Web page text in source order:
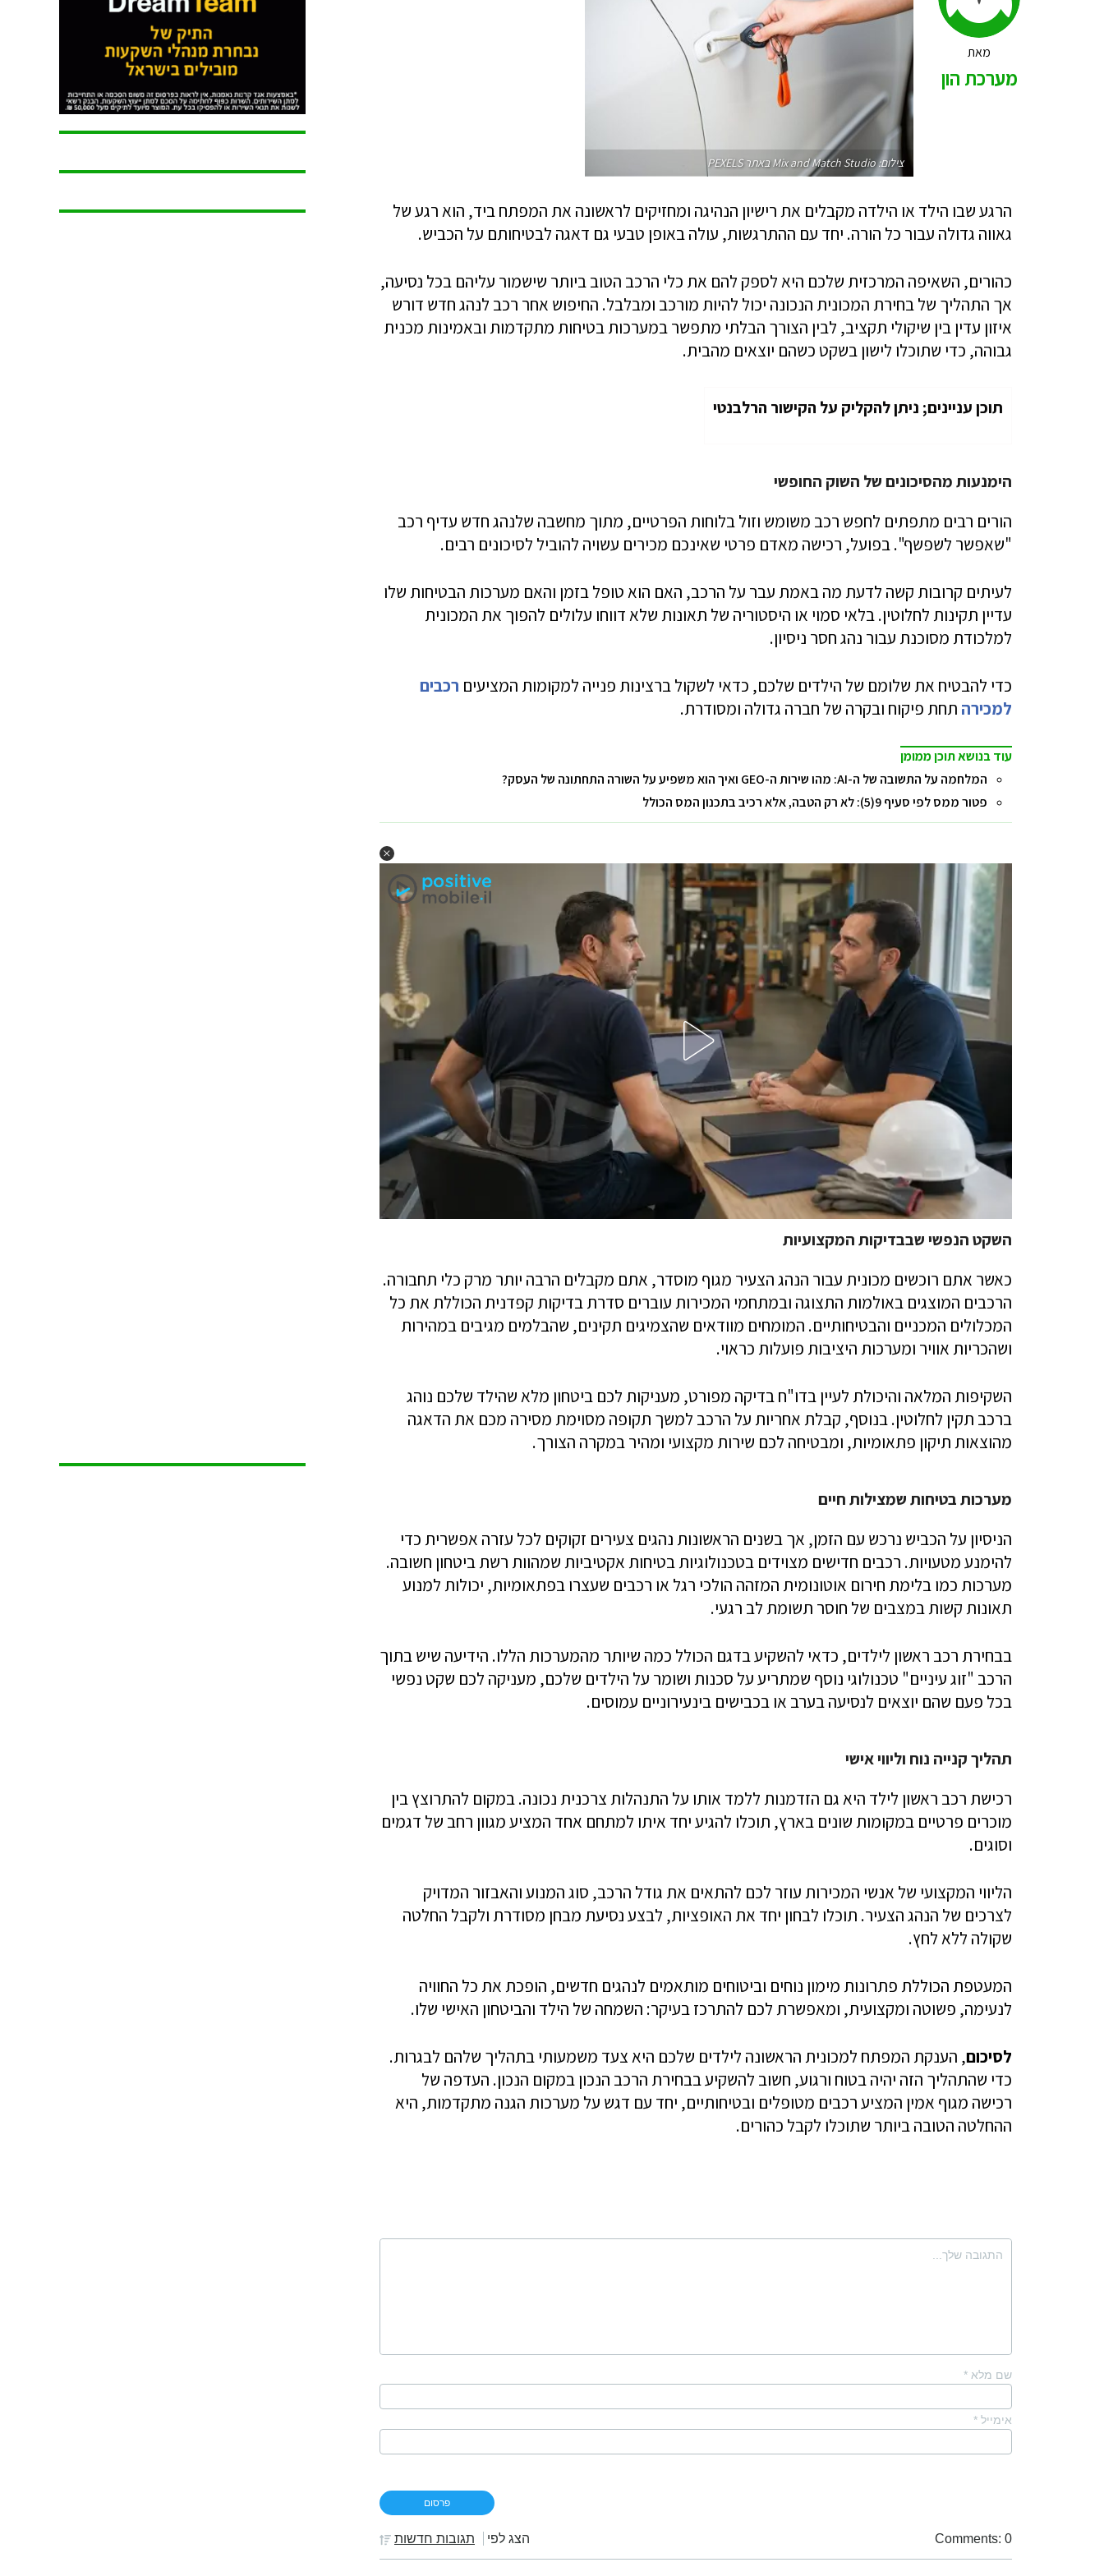
מאת
מערכת הון
צילום: Mix and Match Studio באתר PEXELS
הרגע שבו הילד או הילדה מקבלים את רישיון הנהיגה ומחזיקים לראשונה את המפתח ביד, הוא רגע של
גאווה גדולה עבור כל הורה. יחד עם ההתרגשות, עולה באופן טבעי גם דאגה לבטיחותם על הכביש.
כהורים, השאיפה המרכזית שלכם היא לספק להם את כלי הרכב הטוב ביותר שישמור עליהם בכל נסיעה,
אך התהליך של בחירת המכונית הנכונה יכול להיות מורכב ומבלבל. החיפוש אחר רכב לנהג חדש דורש
איזון עדין בין שיקולי תקציב, לבין הצורך הבלתי מתפשר במערכות בטיחות מתקדמות ובאמינות מכנית
גבוהה, כדי שתוכלו לישון בשקט כשהם יוצאים מהבית.
תוכן עניינים; ניתן להקליק על הקישור הרלבנטי
הימנעות מהסיכונים של השוק החופשי
הורים רבים מתפתים לחפש רכב משומש וזול בלוחות הפרטיים, מתוך מחשבה שלנהג חדש עדיף רכב
"שאפשר לשפשף". בפועל, רכישה מאדם פרטי שאינכם מכירים עשויה להוביל לסיכונים רבים.
לעיתים קרובות קשה לדעת מה באמת עבר על הרכב, האם הוא טופל בזמן והאם מערכות הבטיחות שלו
עדיין תקינות לחלוטין. בלאי סמוי או היסטוריה של תאונות שלא דווחו עלולים להפוך את המכונית
למלכודת מסוכנת עבור נהג חסר ניסיון.
כדי להבטיח את שלומם של הילדים שלכם, כדאי לשקול ברצינות פנייה למקומות המציעים רכבים
למכירה תחת פיקוח ובקרה של חברה גדולה ומסודרת.
עוד בנושא תוכן ממומן
המלחמה על התשובה של ה-AI: מהו שירות ה-GEO ואיך הוא משפיע על השורה התחתונה של העסק?
פטור ממס לפי סעיף 9(5): לא רק הטבה, אלא רכיב בתכנון המס הכולל
השקט הנפשי שבבדיקות המקצועיות
כאשר אתם רוכשים מכונית עבור הנהג הצעיר מגוף מוסדר, אתם מקבלים הרבה יותר מרק כלי תחבורה.
הרכבים המוצגים באולמות התצוגה ובמתחמי המכירות עוברים סדרת בדיקות קפדנית הכוללת את כל
המכלולים המכניים והבטיחותיים. המומחים מוודאים שהצמיגים תקינים, שהבלמים מגיבים במהירות
ושהכריות אוויר ומערכות היציבות פועלות כראוי.
השקיפות המלאה והיכולת לעיין בדו"ח בדיקה מפורט, מעניקות לכם ביטחון מלא שהילד שלכם נוהג
ברכב תקין לחלוטין. בנוסף, קבלת אחריות על הרכב למשך תקופה מסוימת מסירה מכם את הדאגה
מהוצאות תיקון פתאומיות, ומבטיחה לכם שירות מקצועי ומהיר במקרה הצורך.
מערכות בטיחות שמצילות חיים
הניסיון על הכביש נרכש עם הזמן, אך בשנים הראשונות נהגים צעירים זקוקים לכל עזרה אפשרית כדי
להימנע מטעויות. רכבים חדישים מצוידים בטכנולוגיות בטיחות אקטיביות שמהוות רשת ביטחון חשובה.
מערכות כמו בלימת חירום אוטונומית המזהה הולכי רגל או רכבים שעצרו בפתאומיות, יכולות למנוע
תאונות קשות במצבים של חוסר תשומת לב רגעי.
בבחירת רכב ראשון לילדים, כדאי להשקיע בדגם הכולל כמה שיותר מהמערכות הללו. הידיעה שיש בתוך
הרכב "זוג עיניים" טכנולוגי נוסף שמתריע על סכנות ושומר על הילדים שלכם, מעניקה לכם שקט נפשי
בכל פעם שהם יוצאים לנסיעה בערב או בכבישים בינעירוניים עמוסים.
תהליך קנייה נוח וליווי אישי
רכישת רכב ראשון לילד היא גם הזדמנות ללמד אותו על התנהלות צרכנית נכונה. במקום להתרוצץ בין
מוכרים פרטיים במקומות שונים בארץ, תוכלו להגיע יחד איתו למתחם אחד המציע מגוון רחב של דגמים
וסוגים.
הליווי המקצועי של אנשי המכירות עוזר לכם להתאים את גודל הרכב, סוג המנוע והאבזור המדויק
לצרכים של הנהג הצעיר. תוכלו לבחון יחד את האופציות, לבצע נסיעת מבחן מסודרת ולקבל החלטה
שקולה ללא לחץ.
המעטפת הכוללת פתרונות מימון נוחים וביטוחים מותאמים לנהגים חדשים, הופכת את כל החוויה
לנעימה, פשוטה ומקצועית, ומאפשרת לכם להתרכז בעיקר: השמחה של הילד והביטחון האישי שלו.
לסיכום, הענקת המפתח למכונית הראשונה לילדים שלכם היא צעד משמעותי בתהליך שלהם לבגרות.
כדי שהתהליך הזה יהיה בטוח ורגוע, חשוב להשקיע בבחירת הרכב הנכון במקום הנכון. העדפה של
רכישה מגוף אמין המציע רכבים מטופלים ובטיחותיים, יחד עם דגש על מערכות הגנה מתקדמות, היא
ההחלטה הטובה ביותר שתוכלו לקבל כהורים.
שם מלא *
אימייל *
Comments: 0 הצג לפי תגובות חדשות